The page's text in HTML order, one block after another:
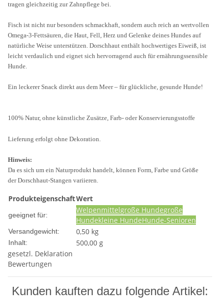
tragen gleichzeitig zur Zahnpflege bei.
Fisch ist nicht nur besonders schmackhaft, sondern auch reich an wertvollen
Omega-3-Fettsäuren, die Haut, Fell, Herz und Gelenke deines Hundes auf
natürliche Weise unterstützen. Dorschhaut enthält hochwertiges Eiweiß, ist
leicht verdaulich und eignet sich hervorragend auch für ernährungssensible
Hunde.
Ein leckerer Snack direkt aus dem Meer – für glückliche, gesunde Hunde!
100% Natur, ohne künstliche Zusätze, Farb- oder Konservierungsstoffe
Lieferung erfolgt ohne Dekoration.
Hinweis:
Da es sich um ein Naturprodukt handelt, können Form, Farbe und Größe
der Dorschhaut-Stangen variieren.
ProdukteigenschaftWert
geeignet für:
Welpenmittelgroße Hundegroße
Hundekleine HundeHunde-Senioren
Versandgewicht: 0,50 kg
Inhalt:
500,00 g
gesetzl. Deklaration
Bewertungen
Kunden kauften dazu folgende Artikel: